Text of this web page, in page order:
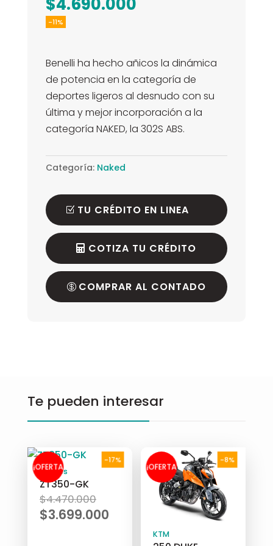
$5.290.000.
$4.690.000.
-11%
Benelli ha hecho añicos la dinámica
de potencia en la categoría de
deportes ligeros al desnudo con su
última y mejor incorporación a la
categoría NAKED, la 302S ABS.
Categoría: Naked
TU CRÉDITO EN LINEA
COTIZA TU CRÉDITO
COMPRAR AL CONTADO
Te pueden interesar
-17%
¡OFERTA
!
Zontes
ZT350-GK
$4.470.000El
precio
$3.699.000
-8%
¡OFERTA
!
KTM